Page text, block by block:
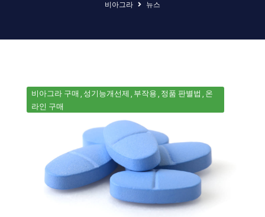
비아그라 뉴스
비아그라 구매 성기능개선제 부작용 정품 판별법
온
라인 구매